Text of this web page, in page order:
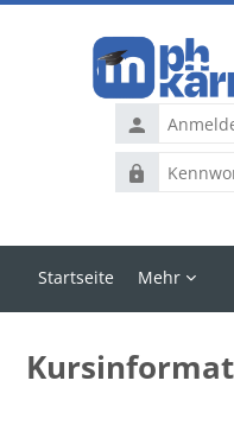
Anmeldename
Kennwort
Startseite Mehr